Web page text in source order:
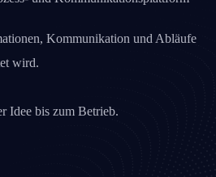
Kommunikation und Abläufe
wird.
Idee bis zum Betrieb.